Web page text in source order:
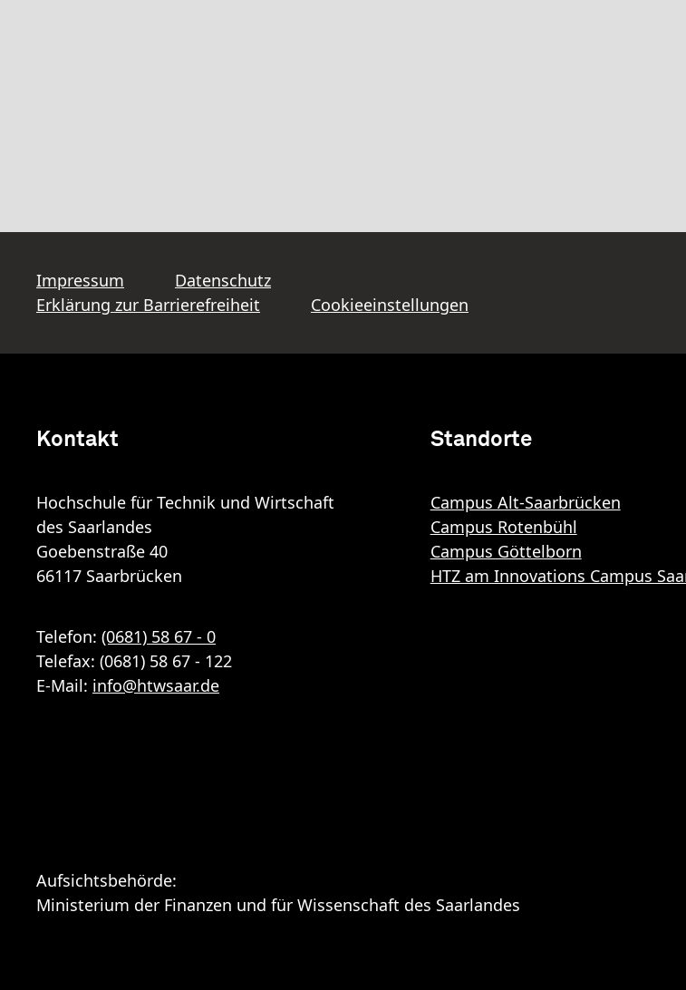
Impressum
Datenschutz
Erklärung zur Barrierefreiheit
Cookieeinstellungen
Kontakt
Hochschule für Technik und Wirtschaft
des Saarlandes
Goebenstraße 40
66117 Saarbrücken
Telefon: (0681) 58 67 - 0
Telefax: (0681) 58 67 - 122
E-Mail: info@htwsaar.de
Standorte
Campus Alt-Saarbrücken
Campus Rotenbühl
Campus Göttelborn
HTZ am Innovations Campus
Aufsichtsbehörde:
Ministerium der Finanzen und für Wissenschaft des Saarlandes